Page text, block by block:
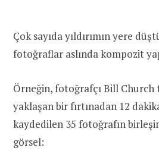
Çok sayıda yıldırımın yere
fotoğraflar aslında kompozit
Örneğin, fotoğrafçı Bill Church
yaklaşan bir fırtınadan 12
kaydedilen 35 fotoğrafın
görsel: